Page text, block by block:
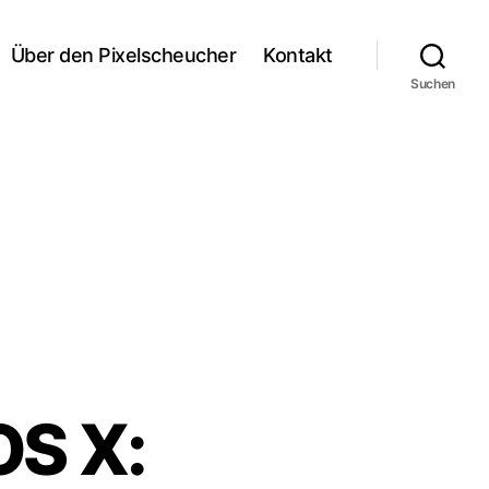
Über den Pixelscheucher Kontakt
Suchen
X: